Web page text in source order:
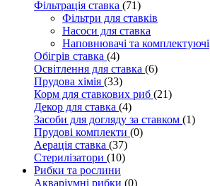
Фільтрація ставка (71)
Фільтри для ставків
Насоси для ставка
Наповнювачі та комплектуючі
Обігрів ставка (4)
Освітлення для ставка (6)
Прудова хімія (33)
Корм для ставкових риб (21)
Декор для ставка (4)
Засоби для догляду за ставком (1)
Прудові комплекти (0)
Аерація ставка (37)
Стерилізатори (10)
Рибки та рослини
Акваріумні рибки (0)